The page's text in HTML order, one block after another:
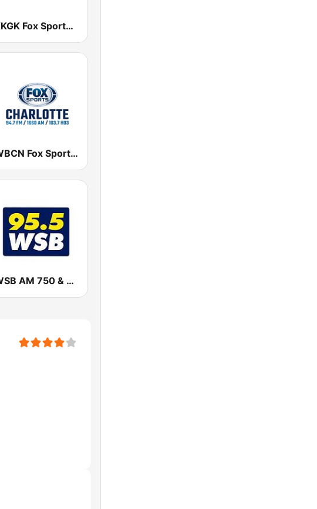
KKGK Fox Sports Radio 1340 AM
WBCN Fox Sports Radio Charlotte
WSB AM 750 & 95.5 FM